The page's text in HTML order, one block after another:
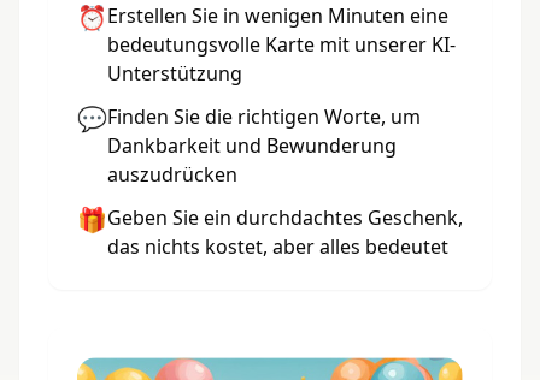
⏰Erstellen Sie in wenigen Minuten eine
bedeutungsvolle Karte mit unserer KI-
Unterstützung
💬Finden Sie die richtigen Worte, um
Dankbarkeit und Bewunderung
auszudrücken
🎁Geben Sie ein durchdachtes Geschenk,
das nichts kostet, aber alles bedeutet